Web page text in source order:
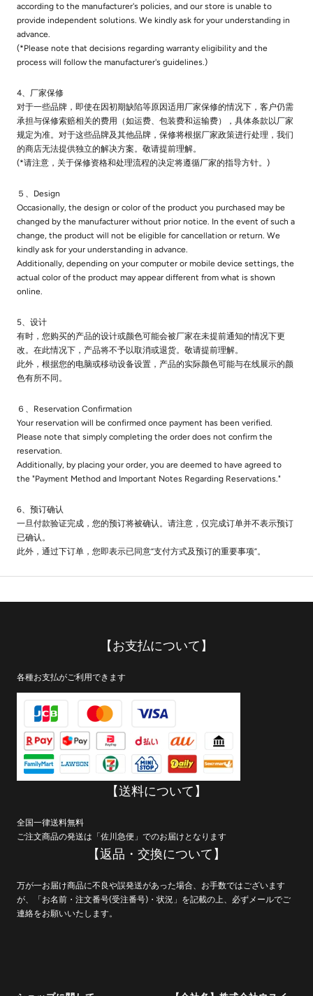
according to the manufacturer's policies, and our store is unable to
provide independent solutions. We kindly ask for your understanding in
advance.
(*Please note that decisions regarding warranty eligibility and the
process will follow the manufacturer's guidelines.)
4、厂家保修
对于一些品牌，即使在因初期缺陷等原因适用厂家保修的情况下，客户仍需
承担与保修索赔相关的费用（如运费、包装费和运输费），具体条款以厂家
规定为准。对于这些品牌及其他品牌，保修将根据厂家政策进行处理，我们
的商店无法提供独立的解决方案。敬请提前理解。
(*请注意，关于保修资格和处理流程的决定将遵循厂家的指导方针。)
５、Design
Occasionally, the design or color of the product you purchased may be
changed by the manufacturer without prior notice. In the event of such a
change, the product will not be eligible for cancellation or return. We
kindly ask for your understanding in advance.
Additionally, depending on your computer or mobile device settings, the
actual color of the product may appear different from what is shown
online.
5、设计
有时，您购买的产品的设计或颜色可能会被厂家在未提前通知的情况下更
改。在此情况下，产品将不予以取消或退货。敬请提前理解。
此外，根据您的电脑或移动设备设置，产品的实际颜色可能与在线展示的颜
色有所不同。
６、Reservation Confirmation
Your reservation will be confirmed once payment has been verified.
Please note that simply completing the order does not confirm the
reservation.
Additionally, by placing your order, you are deemed to have agreed to
the "Payment Method and Important Notes Regarding Reservations."
6、预订确认
一旦付款验证完成，您的预订将被确认。请注意，仅完成订单并不表示预订
已确认。
此外，通过下订单，您即表示已同意“支付方式及预订的重要事项”。
【お支払について】
各種お支払がご利用できます
【送料について】
全国一律送料無料
ご注文商品の発送は「佐川急便」でのお届けとなります
【返品・交換について】
万が一お届け商品に不良や誤発送があった場合、お手数ではございます
が、「お名前・注文番号(受注番号)・状況」を記載の上、必ずメールでご
連絡をお願いいたします。